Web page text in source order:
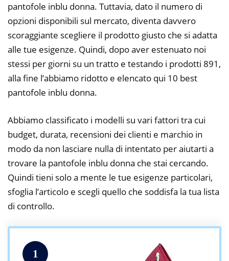
pantofole inblu donna. Tuttavia, dato il numero di
opzioni disponibili sul mercato, diventa davvero
scoraggiante scegliere il prodotto giusto che si adatta
alle tue esigenze. Quindi, dopo aver estenuato noi
stessi per giorni su un tratto e testando i prodotti 891,
alla fine l’abbiamo ridotto e elencato qui 10 best
pantofole inblu donna.
Abbiamo classificato i modelli su vari fattori tra cui
budget, durata, recensioni dei clienti e marchio in
modo da non lasciare nulla di intentato per aiutarti a
trovare la pantofole inblu donna che stai cercando.
Quindi tieni solo a mente le tue esigenze particolari,
sfoglia l’articolo e scegli quello che soddisfa la tua lista
di controllo.
1